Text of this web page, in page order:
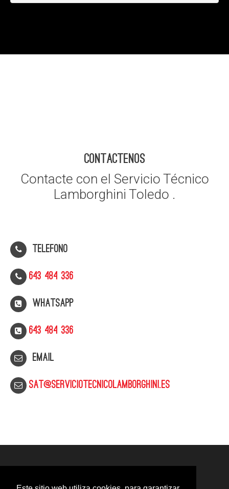
CONTACTENOS
Contacte con el Servicio Técnico
Lamborghini Toledo .
Telefono
643 484 336
WhatsApp
643 484 336
Email
sat@serviciotecnicolamborghini.es